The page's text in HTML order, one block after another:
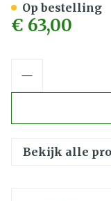
€ 63,00
Op bestelling
Bekijk alle